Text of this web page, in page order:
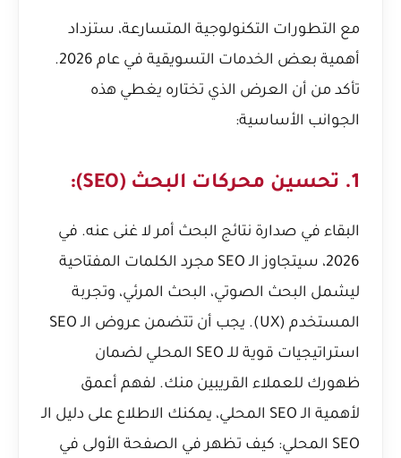
مع التطورات التكنولوجية المتسارعة، ستزداد
أهمية بعض الخدمات التسويقية في عام 2026.
تأكد من أن العرض الذي تختاره يغطي هذه
الجوانب الأساسية:
1. تحسين محركات البحث (SEO):
البقاء في صدارة نتائج البحث أمر لا غنى عنه. في
2026، سيتجاوز الـ SEO مجرد الكلمات المفتاحية
ليشمل البحث الصوتي، البحث المرئي، وتجربة
المستخدم (UX). يجب أن تتضمن عروض الـ SEO
استراتيجيات قوية للـ SEO المحلي لضمان
ظهورك للعملاء القريبين منك. لفهم أعمق
لأهمية الـ SEO المحلي، يمكنك الاطلاع على
دليل الـ
SEO المحلي: كيف تظهر في الصفحة الأولى في